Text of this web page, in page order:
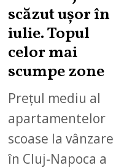
scăzut ușor în
iulie. Topul
celor mai
scumpe zone
Prețul mediu al
apartamentelor
scoase la vânzare
în Cluj-Napoca a